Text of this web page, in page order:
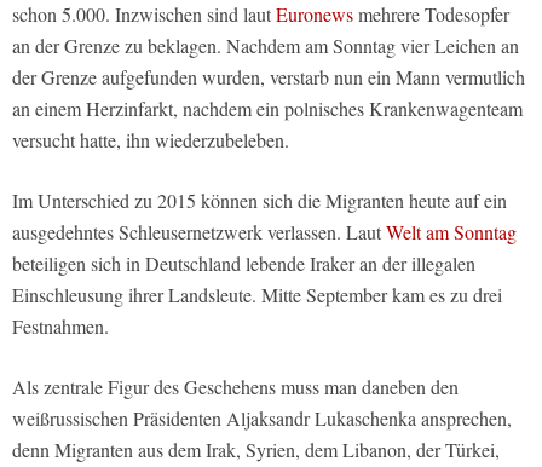
schon 5.000. Inzwischen sind lautEuronewsmehrere Todesopfer
an der Grenze zu beklagen. Nachdem am Sonntag vier Leichen an
der Grenze aufgefunden wurden, verstarb nun ein Mann vermutlich
an einem Herzinfarkt, nachdem ein polnisches Krankenwagenteam
versucht hatte, ihn wiederzubeleben.
Im Unterschied zu 2015 können sich die Migranten heute auf ein
ausgedehntes Schleusernetzwerk verlassen. LautWelt am Sonntag
beteiligen sich in Deutschland lebende Iraker an der illegalen
Einschleusung ihrer Landsleute. Mitte September kam es zu drei
Festnahmen.
Als zentrale Figur des Geschehens muss man daneben den
weißrussischen Präsidenten Aljaksandr Lukaschenka ansprechen,
denn Migranten aus dem Irak, Syrien, dem Libanon, der Türkei,